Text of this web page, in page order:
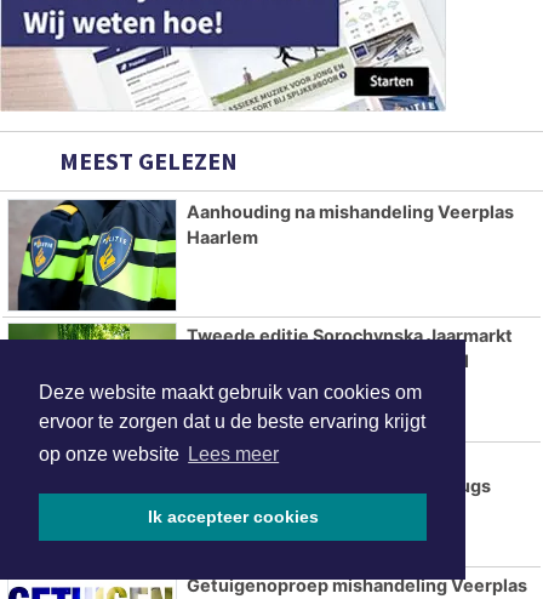
Deze website maakt gebruik van cookies om
ervoor te zorgen dat u de beste ervaring krijgt
op onze website Lees meer
Ik accepteer cookies
MEEST GELEZEN
Aanhouding na mishandeling Veerplas
Haarlem
Tweede editie Sorochynska Jaarmarkt
komt er aan in Stadspark De Parel
Burgemeester sluit woning aan
Clothildestraat na vondst van drugs
Getuigenoproep mishandeling Veerplas